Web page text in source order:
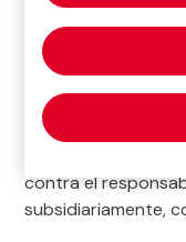
Solución a la que
sobre un asunto,
de terceros
arreglo o
contra el
subsidiariamente,